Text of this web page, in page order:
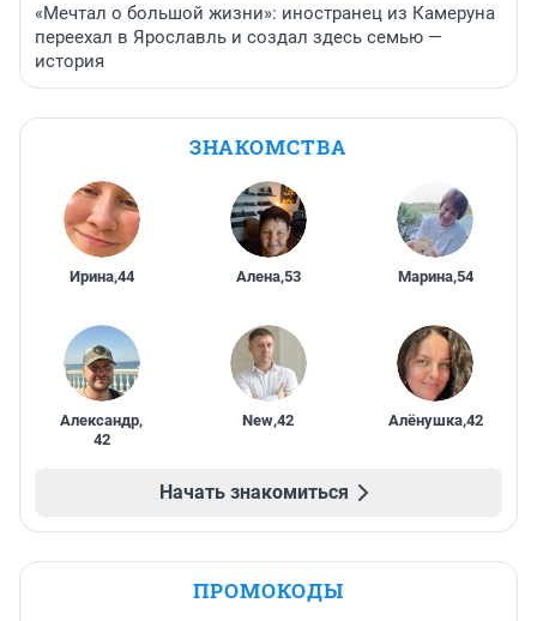
«Мечтал о большой жизни»: иностранец из Камеруна
переехал в Ярославль и создал здесь семью —
история
ЗНАКОМСТВА
Ирина,44 Алена,53 Марина,54
Александр,
42
New,42 Алёнушка,42
Начать знакомиться
ПРОМОКОДЫ